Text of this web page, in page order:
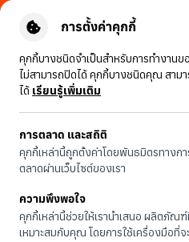
การตั้งค่าคุกกี้
คุกกี้บางชนิดจำเป็นสำหรับการทำงานข
ไม่สามารถปิดได้ คุกกี้บางชนิดคุณ สามา
ได้ เรียนรู้เพิ่มเติม
การตลาด และสถิติ
คุกกี้เหล่านี้ถูกตั้งค่าโดยพันธมิตรทางกา
ตลาดผ่านเว็บไซต์ของเรา
ความพึงพอใจ
คุกกี้เหล่านี้ช่วยให้เรานำเสนอ ผลิตภัณ
เหมาะสมกับคุณ โดยการใช้เครื่องมือที่จ
ว็บ 50% เพียงช้อป 1 ชิ้น เริ่มคืน
รุ่นทั้งหมด สายคล้อง อุ้งเท้าน้องแมวชมพู
สายคล้อง อุ้งเท้าน้องแมว
490 บาท
🔥 ลด 200.- ขั้นต่ำ 1,000.- โค้ด:
EOSS200